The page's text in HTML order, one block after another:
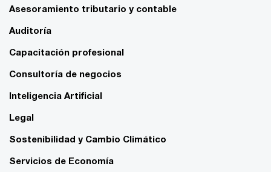
Asesoramiento tributario y contable
Auditoría
Capacitación profesional
Consultoría de negocios
Inteligencia Artificial
Legal
Sostenibilidad y Cambio Climático
Servicios de Economía